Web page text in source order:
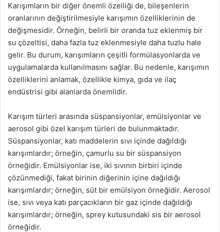
Karışımların bir diğer önemli özelliği de, bileşenlerin
oranlarının değiştirilmesiyle karışımın özelliklerinin de
değişmesidir. Örneğin, belirli bir oranda tuz eklenmiş bir
su çözeltisi, daha fazla tuz eklenmesiyle daha tuzlu hale
gelir. Bu durum, karışımların çeşitli formülasyonlarda ve
uygulamalarda kullanılmasını sağlar. Bu nedenle, karışımın
özelliklerini anlamak, özellikle kimya, gıda ve ilaç
endüstrisi gibi alanlarda önemlidir.
Karışım türleri arasında süspansiyonlar, emülsiyonlar ve
aerosol gibi özel karışım türleri de bulunmaktadır.
Süspansiyonlar, katı maddelerin sıvı içinde dağıldığı
karışımlardır; örneğin, çamurlu su bir süspansiyon
örneğidir. Emülsiyonlar ise, iki sıvının birbiri içinde
çözünmediği, fakat birinin diğerinin içine dağıldığı
karışımlardır; örneğin, süt bir emülsiyon örneğidir. Aerosol
ise, sıvı veya katı parçacıkların bir gaz içinde dağıldığı
karışımlardır; örneğin, sprey kutusundaki sis bir aerosol
örneğidir.